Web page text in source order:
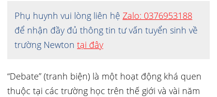
Phụ huynh vui lòng liên hệ Zalo: 0376953188
để nhận đầy đủ thông tin tư vấn tuyển sinh về
trường Newton tại đây
“Debate” (tranh biện) là một hoạt động khá quen
thuộc tại các trường học trên thế giới và vài năm